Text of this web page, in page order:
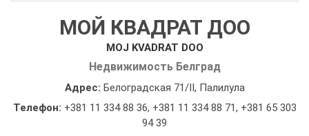
МОЙ КВАДРАТ ДОО
MOJ KVADRAT DOO
Недвижимость Белград
Адрес: Белоградская 71/II, Палилула
Телефон: +381 11 334 88 36, +381 11 334 88 71, +381 65 303
94 39